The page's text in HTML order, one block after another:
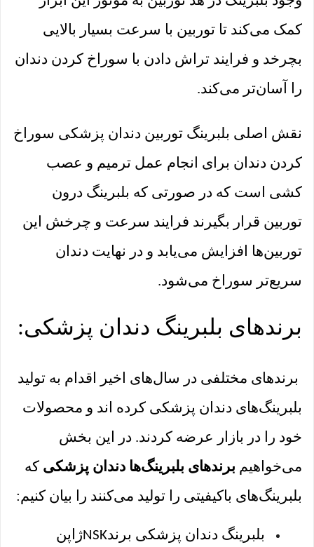
کمک می‌کند تا توربین با سرعت بسیار بالایی
بچرخد و فرایند تراش دادن با سوراخ کردن دندان
را آسان‌تر می‌کند.
نقش اصلی بلبرینگ توربین دندان پزشکی سوراخ
کردن دندان برای انجام عمل ترمیم و عصب
کشی است که در صورتی که بلبرینگ درون
توربین قرار بگیرند فرایند سرعت و چرخش این
توربین‌ها افزایش می‌یابد و در نهایت دندان
سریع‌تر سوراخ می‌شود.
برندهای بلبرینگ دندان پزشکی:
برند‌های مختلفی در سال‌های اخیر اقدام به تولید
بلبرینگ‌های دندان پزشکی کرده اند و محصولات
خود را در بازار عرضه کردند. در این بخش
می‌خواهیم برندهای بلبرینگ‌ها دندان پزشکی که
بلبرینگ‌های باکیفیتی را تولید می‌کنند را بیان کنیم: ‌
بلبرینگ دندان پزشکی برندNSKژاپن